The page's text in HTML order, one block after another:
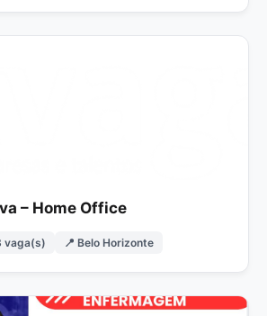
– Home Office
vaga(s) 📍 Belo Horizonte